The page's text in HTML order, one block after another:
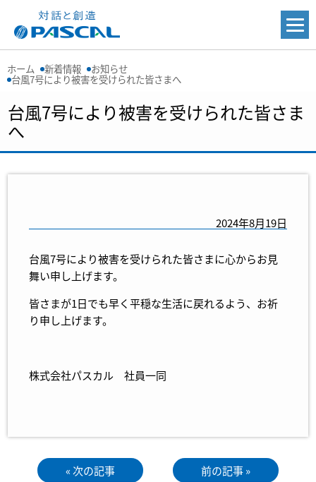
ホーム 新着情報 お知らせ
台風7号により被害を受けられた皆さまへ
台風7号により被害を受けられた皆さま
へ
2024年8月19日
台風7号により被害を受けられた皆さまに心からお見
舞い申し上げます。
皆さまが1日でも早く平穏な生活に戻れるよう、お祈
り申し上げます。
株式会社パスカル 社員一同
« 次の記事 前の記事 »